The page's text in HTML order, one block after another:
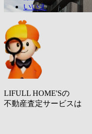
いいえ
LIFULL HOME'Sの
不動産査定サービスは